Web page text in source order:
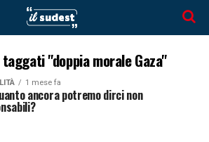
"doppia morale Gaza"
1 mese fa
ancora potremo dirci non